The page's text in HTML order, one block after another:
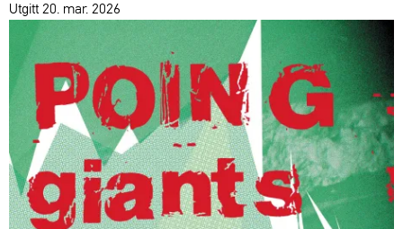
Utgitt 20. mar. 2026